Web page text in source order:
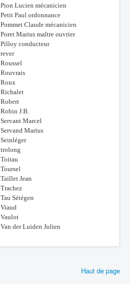
Pion Lucien mécanicien
Petit Paul ordonnance
Pommet Claude mécanicien
Poret Marius maître ouvrier
Pilloy conducteur
rever
Roussel
Rouvrais
Roux
Richalet
Robert
Robin J.B.
Servant Marcel
Servand Marius
Seinléger
trolong
Toitau
Toursel
Taillet Jean
Trachez
Tau Sétégen
Viaud
Vaulot
Van der Luiden Julien
Haut de page